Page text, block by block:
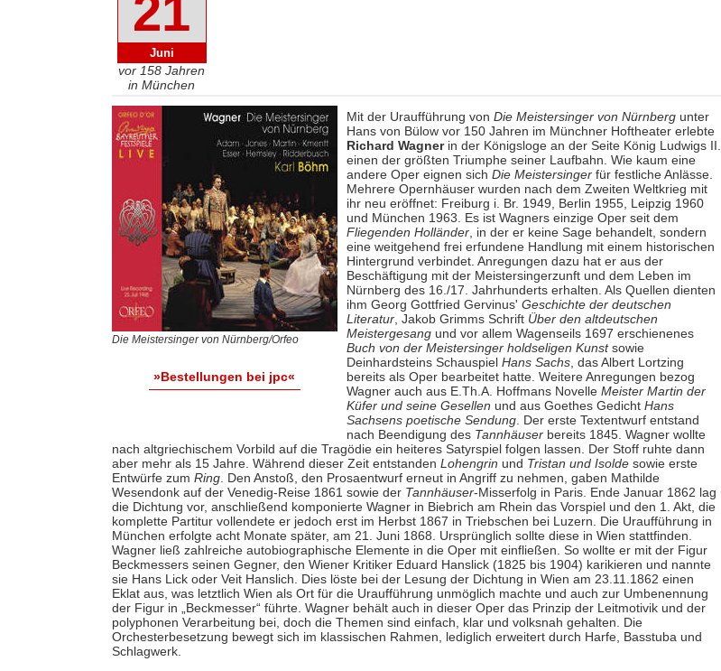
21
Juni
vor 158 Jahren
in München
Die Meistersinger von Nürnberg/Orfeo
»Bestellungen bei jpc«
Mit der Uraufführung von Die Meistersinger von Nürnbergunter
Hans von Bülow vor 150 Jahren im Münchner Hoftheater erlebte
Richard Wagnerin der Königsloge an der Seite König Ludwigs II.
einen der größten Triumphe seiner Laufbahn. Wie kaum eine
andere Oper eignen sich Die Meistersingerfür festliche Anlässe.
Mehrere Opernhäuser wurden nach dem Zweiten Weltkrieg mit
ihr neu eröffnet: Freiburg i. Br. 1949, Berlin 1955, Leipzig 1960
und München 1963. Es ist Wagners einzige Oper seit dem
Fliegenden Holländer, in der er keine Sage behandelt, sondern
eine weitgehend frei erfundene Handlung mit einem historischen
Hintergrund verbindet. Anregungen dazu hat er aus der
Beschäftigung mit der Meistersingerzunft und dem Leben im
Nürnberg des 16./17. Jahrhunderts erhalten. Als Quellen dienten
ihm Georg Gottfried Gervinus' Geschichte der deutschen
Literatur, Jakob Grimms Schrift Über den altdeutschen
Meistergesangund vor allem Wagenseils 1697 erschienenes
Buch von der Meistersinger holdseligen Kunstsowie
Deinhardsteins Schauspiel Hans Sachs, das Albert Lortzing
bereits als Oper bearbeitet hatte. Weitere Anregungen bezog
Wagner auch aus E.Th.A. Hoffmans Novelle Meister Martin der
Küfer und seine Gesellen und aus Goethes Gedicht Hans
Sachsens poetische Sendung. Der erste Textentwurf entstand
nach Beendigung des Tannhäuserbereits 1845. Wagner wollte
nach altgriechischem Vorbild auf die Tragödie ein heiteres Satyrspiel folgen lassen. Der Stoff ruhte dann
aber mehr als 15 Jahre. Während dieser Zeit entstanden Lohengrin und Tristan und Isoldesowie erste
Entwürfe zum Ring. Den Anstoß, den Prosaentwurf erneut in Angriff zu nehmen, gaben Mathilde
Wesendonk auf der Venedig-Reise 1861 sowie der Tannhäuser-Misserfolg in Paris. Ende Januar 1862 lag
die Dichtung vor, anschließend komponierte Wagner in Biebrich am Rhein das Vorspiel und den 1. Akt, die
komplette Partitur vollendete er jedoch erst im Herbst 1867 in Triebschen bei Luzern. Die Uraufführung in
München erfolgte acht Monate später, am 21. Juni 1868. Ursprünglich sollte diese in Wien stattfinden.
Wagner ließ zahlreiche autobiographische Elemente in die Oper mit einfließen. So wollte er mit der Figur
Beckmessers seinen Gegner, den Wiener Kritiker Eduard Hanslick (1825 bis 1904) karikieren und nannte
sie Hans Lick oder Veit Hanslich. Dies löste bei der Lesung der Dichtung in Wien am 23.11.1862 einen
Eklat aus, was letztlich Wien als Ort für die Uraufführung unmöglich machte und auch zur Umbenennung
der Figur in „Beckmesser“ führte. Wagner behält auch in dieser Oper das Prinzip der Leitmotivik und der
polyphonen Verarbeitung bei, doch die Themen sind einfach, klar und volksnah gehalten. Die
Orchesterbesetzung bewegt sich im klassischen Rahmen, lediglich erweitert durch Harfe, Basstuba und
Schlagwerk.